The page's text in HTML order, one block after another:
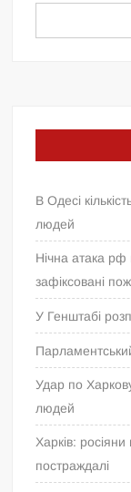
В Одесі
людей
Нічна атака
зафіксовані
У Генштабі
Удар по
людей
Харків:
постраждалі